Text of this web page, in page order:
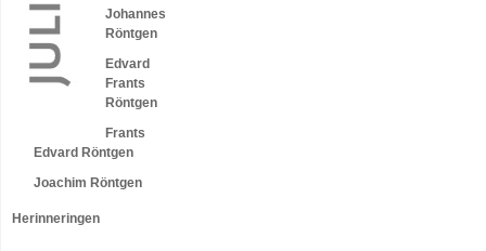
Johannes
Röntgen
Edvard
Frants
Röntgen
Frants
Edvard Röntgen
Joachim Röntgen
Herinneringen